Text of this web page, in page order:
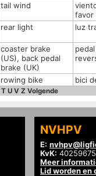
tail wind
favor
rear light luz
coaster brake
(US), back pedal
brake (UK)
rowing bike bici
T U V Z Volgende
NVHPV
E:
KvK: 40259675
Meer
Lid worden en